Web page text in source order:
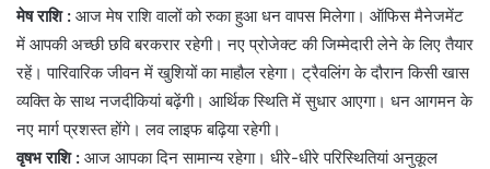
मेष राशि : आज मेष राशि वालों को रुका हुआ धन वापस मिलेगा। ऑफिस मैनेजमेंट
में आपकी अच्छी छवि बरकरार रहेगी। नए प्रोजेक्ट की जिम्मेदारी लेने के लिए तैयार
रहें। पारिवारिक जीवन में खुशियों का माहौल रहेगा। ट्रैवलिंग के दौरान किसी खास
व्यक्ति के साथ नजदीकियां बढ़ेंगी। आर्थिक स्थिति में सुधार आएगा। धन आगमन के
नए मार्ग प्रशस्त होंगे। लव लाइफ बढ़िया रहेगी।
वृषभ राशि : आज आपका दिन सामान्य रहेगा। धीरे-धीरे परिस्थितियां अनुकूल